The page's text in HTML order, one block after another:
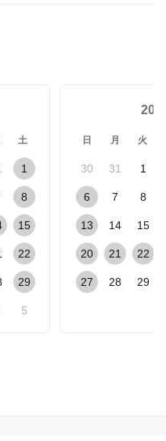
土
1
8
15
22
29
5
日 月 火
30 31 1
6 7 8
13 14 15
20 21 22
27 28 29